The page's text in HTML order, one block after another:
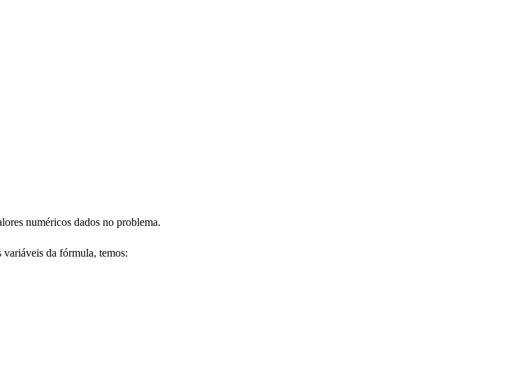
numéricos dados no problema.
variáveis da fórmula, temos: